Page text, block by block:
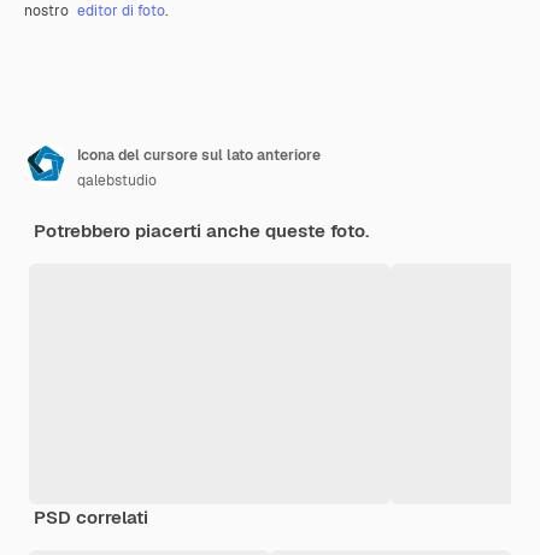
nostro editor di foto.
Icona del cursore sul lato anteriore
qalebstudio
Potrebbero piacerti anche queste foto.
PSD correlati